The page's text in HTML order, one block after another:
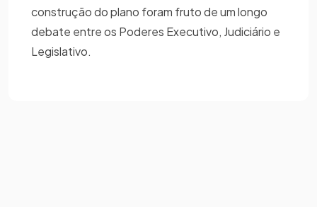
construção do plano foram fruto de um longo
debate entre os Poderes Executivo, Judiciário e
Legislativo.